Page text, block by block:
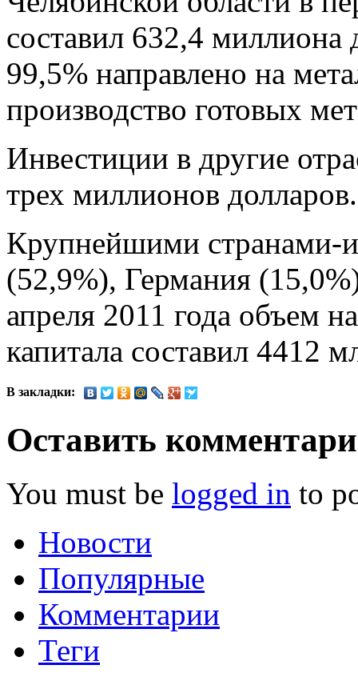
составил 632,4
99,5% направлено на
производство готовых
Инвестиции в другие
трех миллионов долларов.
Крупнейшими странами-
(52,9%), Германия
апреля 2011 года объем
капитала составил 4412
В закладки:
Оставить
You must be logged in to
Новости
Популярные
Комментарии
Теги